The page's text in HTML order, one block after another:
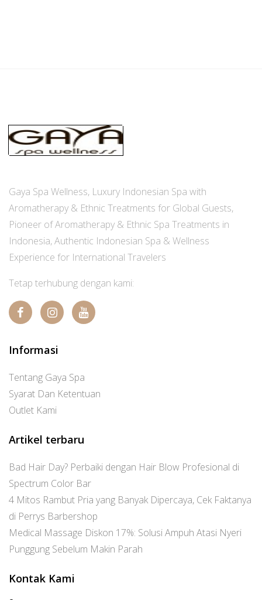
Gaya Spa Wellness, Luxury Indonesian Spa with
Aromatherapy & Ethnic Treatments for Global Guests,
Pioneer of Aromatherapy & Ethnic Spa Treatments in
Indonesia, Authentic Indonesian Spa & Wellness
Experience for International Travelers
Tetap terhubung dengan kami:
Informasi
Tentang Gaya Spa
Syarat Dan Ketentuan
Outlet Kami
Artikel terbaru
Bad Hair Day? Perbaiki dengan Hair Blow Profesional di
Spectrum Color Bar
4 Mitos Rambut Pria yang Banyak Dipercaya, Cek Faktanya
di Perrys Barbershop
Medical Massage Diskon 17%: Solusi Ampuh Atasi Nyeri
Punggung Sebelum Makin Parah
Kontak Kami